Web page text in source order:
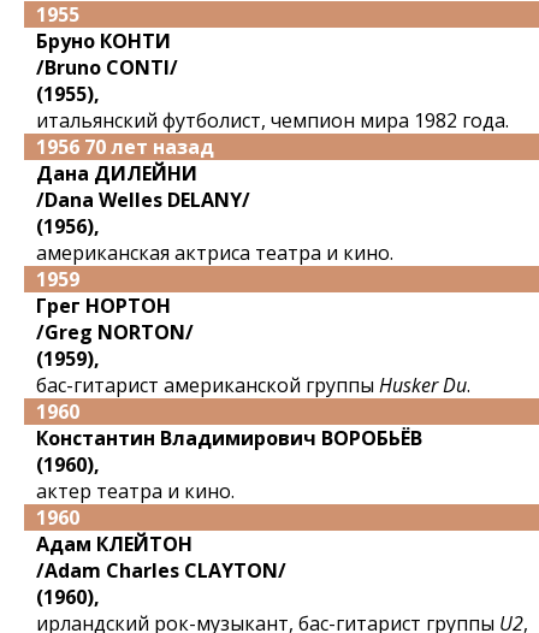
1955
Бруно КОНТИ
/Bruno CONTI/
(1955),
итальянский футболист, чемпион мира 1982 года.
1956 70 лет назад
Дана ДИЛЕЙНИ
/Dana Welles DELANY/
(1956),
американская актриса театра и кино.
1959
Грег НОРТОН
/Greg NORTON/
(1959),
бас-гитарист американской группы Husker Du.
1960
Константин Владимирович ВОРОБЬЁВ
(1960),
актер театра и кино.
1960
Адам КЛЕЙТОН
/Adam Charles CLAYTON/
(1960),
ирландский рок-музыкант, бас-гитарист группы U2,